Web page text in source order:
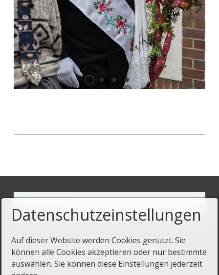
Startseite Kontakt Impressum
Datenschutzeinstellungen
Auf dieser Website werden Cookies genutzt. Sie
können alle Cookies akzeptieren oder nur bestimmte
auswählen. Sie können diese Einstellungen jederzeit